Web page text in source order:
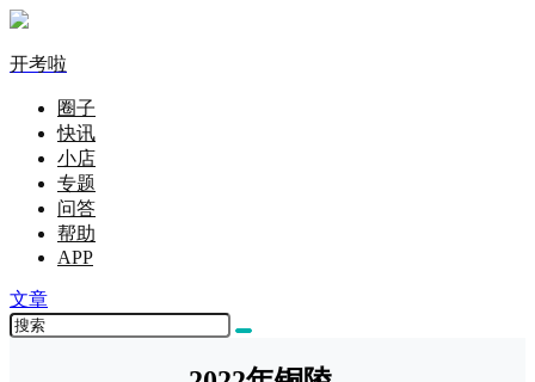
开考啦
圈子
快讯
小店
专题
问答
帮助
APP
文章